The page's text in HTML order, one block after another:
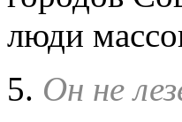
люди
5. Он не